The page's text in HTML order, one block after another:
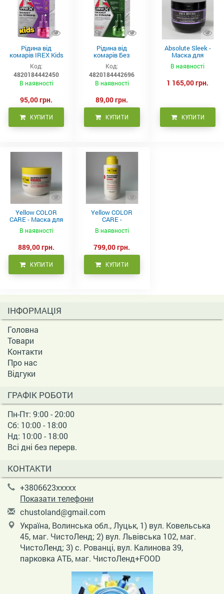
Рідина від
комарів IREX Kids
д/дітей (30 ночей),
20мл
Код:
4820184442450
В наявності
95,00 грн.
КУПИТИ
Рідина від
комарів Без
запаху IREX (30
ночей), 20мл
Код:
4820184442696
В наявності
89,00 грн.
КУПИТИ
Absolute Sleek -
Маска для
неслухняного
волосся 300 мл
В наявності
1 165,00 грн.
КУПИТИ
Yellow COLOR
CARE - Маска для
фарбованого
волосся, 500 мл
В наявності
889,00 грн.
КУПИТИ
Yellow COLOR
CARE -
Кондиціонер для
фарбованого
В наявності
799,00 грн.
КУПИТИ
ІНФОРМАЦІЯ
Головна
Товари
Контакти
Про нас
Відгуки
ГРАФІК РОБОТИ
Пн-Пт: 9:00 - 20:00
Сб: 10:00 - 18:00
Нд: 10:00 - 18:00
Всі дні без перерв.
КОНТАКТИ
+3806623xxxxx
Показати телефони
chustoland@gmail.com
Україна, Волинська обл., Луцьк, 1) вул. Ковельська
45, маг. ЧистоЛенд; 2) вул. Львівська 102, маг.
ЧистоЛенд; 3) с. Рованці, вул. Калинова 39,
парковка АТБ, маг. ЧистоЛенд+FOOD